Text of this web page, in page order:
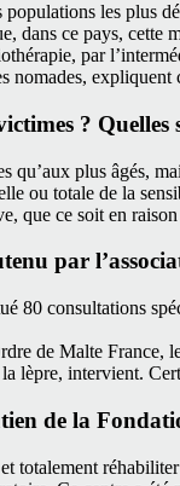
les plus
dans ce pays,
par
nomades, expliquent
?
qu’aux plus âgés,
ou totale de la
que ce soit en
par
80 consultations
de Malte France,
lèpre, intervient.
de la
totalement